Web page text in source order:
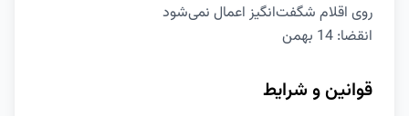
روی اقلام شگفت‌انگیز اعمال نمی‌شود
انقضا: 14 بهمن
قوانین و شرایط